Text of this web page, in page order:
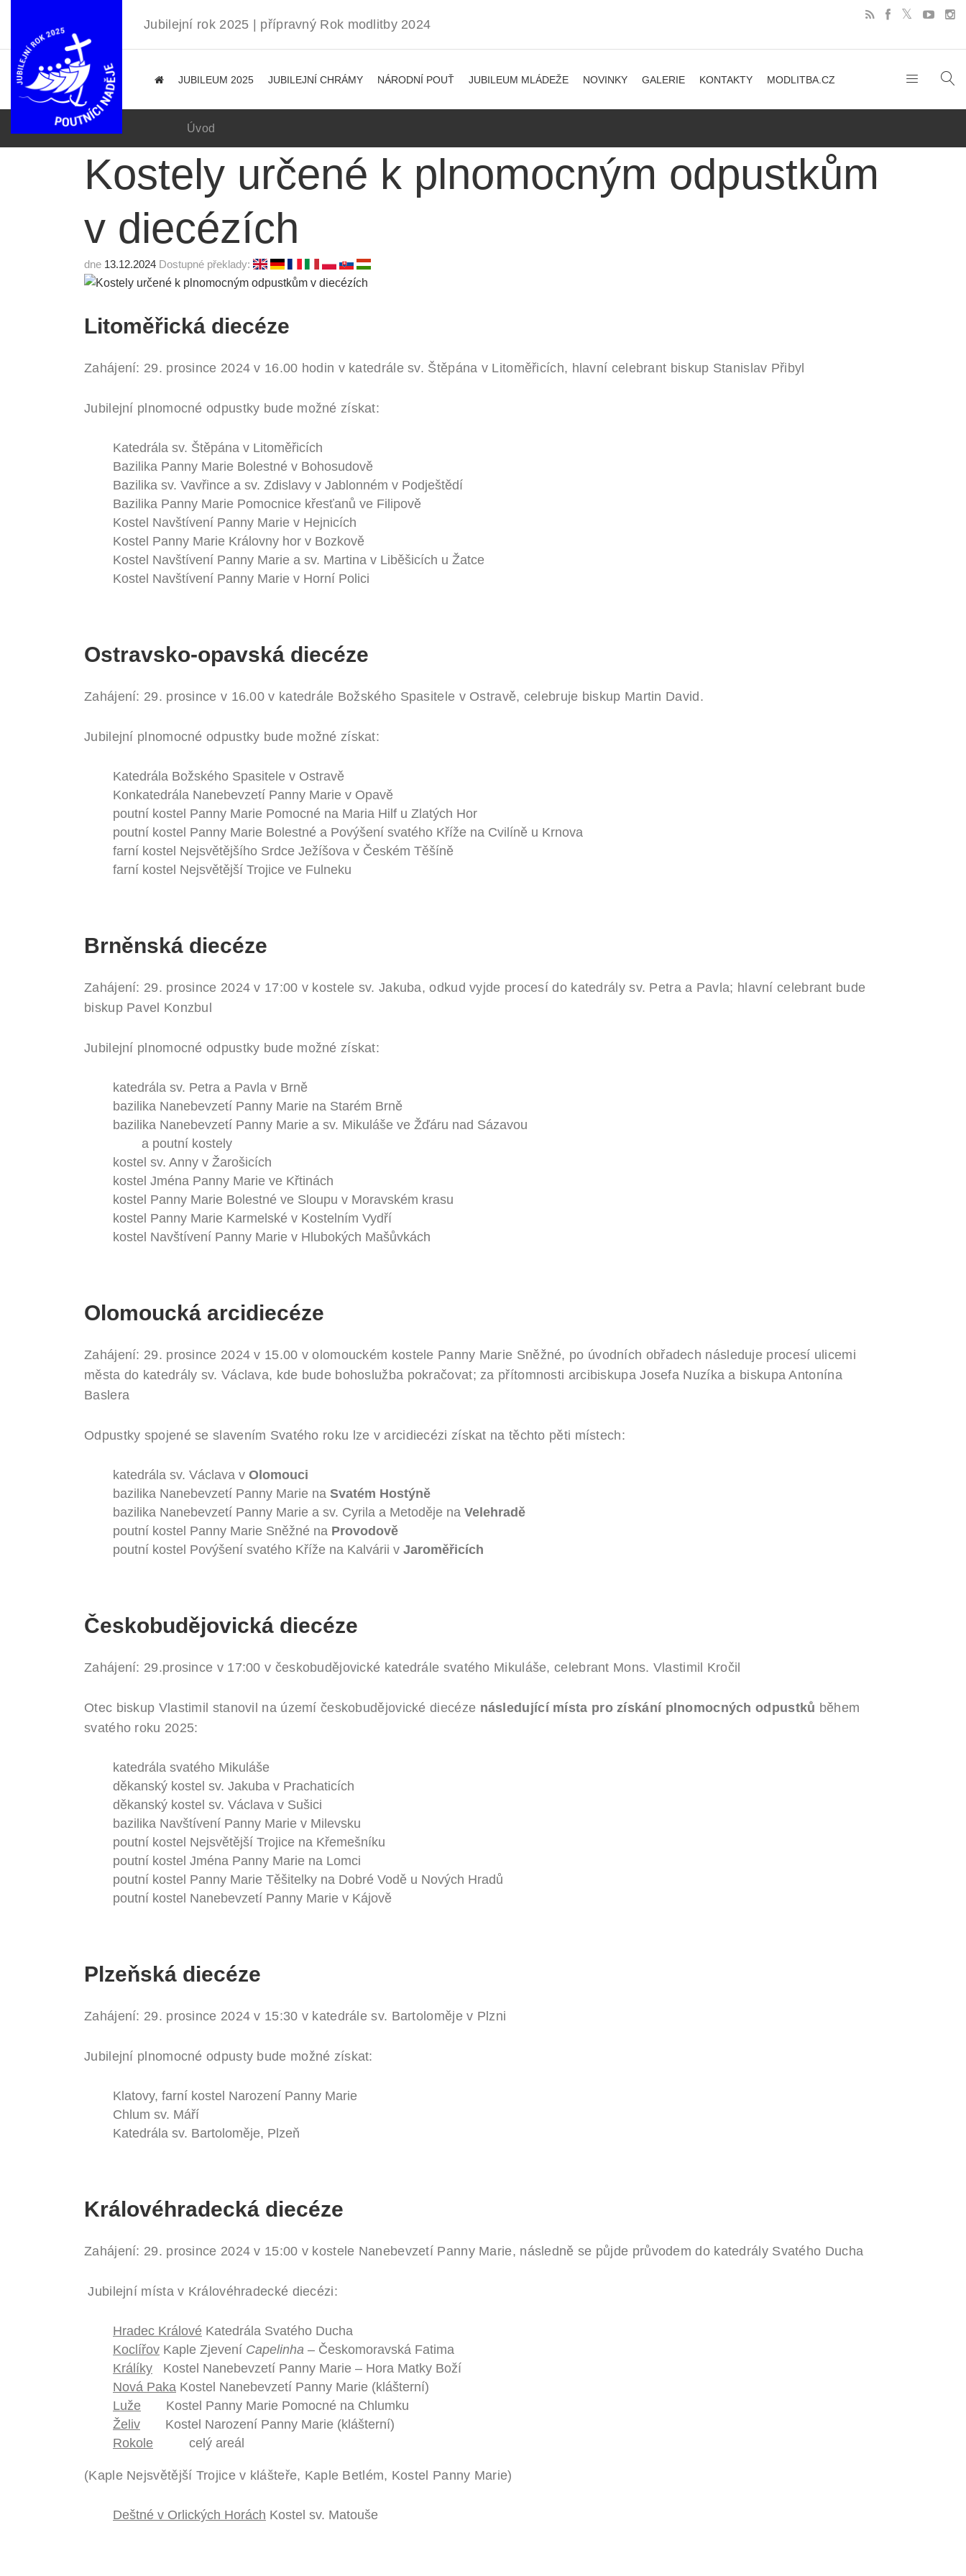
Jubilejní rok 2025 | přípravný Rok modlitby 2024
JUBILEUM 2025 JUBILEJNÍ CHRÁMY NÁRODNÍ POUŤ JUBILEUM MLÁDEŽE NOVINKY GALERIE KONTAKTY MODLITBA.CZ
Úvod
Kostely určené k plnomocným odpustkům
v diecézích
dne 13.12.2024 Dostupné překlady:
Litoměřická diecéze
Zahájení: 29. prosince 2024 v 16.00 hodin v katedrále sv. Štěpána v Litoměřicích, hlavní celebrant biskup Stanislav Přibyl
Jubilejní plnomocné odpustky bude možné získat:
Katedrála sv. Štěpána v Litoměřicích
Bazilika Panny Marie Bolestné v Bohosudově
Bazilika sv. Vavřince a sv. Zdislavy v Jablonném v Podještědí
Bazilika Panny Marie Pomocnice křesťanů ve Filipově
Kostel Navštívení Panny Marie v Hejnicích
Kostel Panny Marie Královny hor v Bozkově
Kostel Navštívení Panny Marie a sv. Martina v Liběšicích u Žatce
Kostel Navštívení Panny Marie v Horní Polici
Ostravsko-opavská diecéze
Zahájení: 29. prosince v 16.00 v katedrále Božského Spasitele v Ostravě, celebruje biskup Martin David.
Jubilejní plnomocné odpustky bude možné získat:
Katedrála Božského Spasitele v Ostravě
Konkatedrála Nanebevzetí Panny Marie v Opavě
poutní kostel Panny Marie Pomocné na Maria Hilf u Zlatých Hor
poutní kostel Panny Marie Bolestné a Povýšení svatého Kříže na Cvilíně u Krnova
farní kostel Nejsvětějšího Srdce Ježíšova v Českém Těšíně
farní kostel Nejsvětější Trojice ve Fulneku
Brněnská diecéze
Zahájení: 29. prosince 2024 v 17:00 v kostele sv. Jakuba, odkud vyjde procesí do katedrály sv. Petra a Pavla; hlavní celebrant bude
biskup Pavel Konzbul
Jubilejní plnomocné odpustky bude možné získat:
katedrála sv. Petra a Pavla v Brně
bazilika Nanebevzetí Panny Marie na Starém Brně
bazilika Nanebevzetí Panny Marie a sv. Mikuláše ve Žďáru nad Sázavou
a poutní kostely
kostel sv. Anny v Žarošicích
kostel Jména Panny Marie ve Křtinách
kostel Panny Marie Bolestné ve Sloupu v Moravském krasu
kostel Panny Marie Karmelské v Kostelním Vydří
kostel Navštívení Panny Marie v Hlubokých Mašůvkách
Olomoucká arcidiecéze
Zahájení: 29. prosince 2024 v 15.00 v olomouckém kostele Panny Marie Sněžné, po úvodních obřadech následuje procesí ulicemi
města do katedrály sv. Václava, kde bude bohoslužba pokračovat; za přítomnosti arcibiskupa Josefa Nuzíka a biskupa Antonína
Baslera
Odpustky spojené se slavením Svatého roku lze v arcidiecézi získat na těchto pěti místech:
katedrála sv. Václava v Olomouci
bazilika Nanebevzetí Panny Marie na Svatém Hostýně
bazilika Nanebevzetí Panny Marie a sv. Cyrila a Metoděje na Velehradě
poutní kostel Panny Marie Sněžné na Provodově
poutní kostel Povýšení svatého Kříže na Kalvárii v Jaroměřicích
Českobudějovická diecéze
Zahájení: 29.prosince v 17:00 v českobudějovické katedrále svatého Mikuláše, celebrant Mons. Vlastimil Kročil
Otec biskup Vlastimil stanovil na území českobudějovické diecéze následující místa pro získání plnomocných odpustků během
svatého roku 2025:
katedrála svatého Mikuláše
děkanský kostel sv. Jakuba v Prachaticích
děkanský kostel sv. Václava v Sušici
bazilika Navštívení Panny Marie v Milevsku
poutní kostel Nejsvětější Trojice na Křemešníku
poutní kostel Jména Panny Marie na Lomci
poutní kostel Panny Marie Těšitelky na Dobré Vodě u Nových Hradů
poutní kostel Nanebevzetí Panny Marie v Kájově
Plzeňská diecéze
Zahájení: 29. prosince 2024 v 15:30 v katedrále sv. Bartoloměje v Plzni
Jubilejní plnomocné odpusty bude možné získat:
Klatovy, farní kostel Narození Panny Marie
Chlum sv. Máří
Katedrála sv. Bartoloměje, Plzeň
Královéhradecká diecéze
Zahájení: 29. prosince 2024 v 15:00 v kostele Nanebevzetí Panny Marie, následně se půjde průvodem do katedrály Svatého Ducha
Jubilejní místa v Královéhradecké diecézi:
Hradec Králové Katedrála Svatého Ducha
Koclířov Kaple Zjevení Capelinha – Českomoravská Fatima
Králíky Kostel Nanebevzetí Panny Marie – Hora Matky Boží
Nová Paka Kostel Nanebevzetí Panny Marie (klášterní)
Luže Kostel Panny Marie Pomocné na Chlumku
Želiv Kostel Narození Panny Marie (klášterní)
Rokole celý areál
(Kaple Nejsvětější Trojice v klášteře, Kaple Betlém, Kostel Panny Marie)
Deštné v Orlických Horách Kostel sv. Matouše